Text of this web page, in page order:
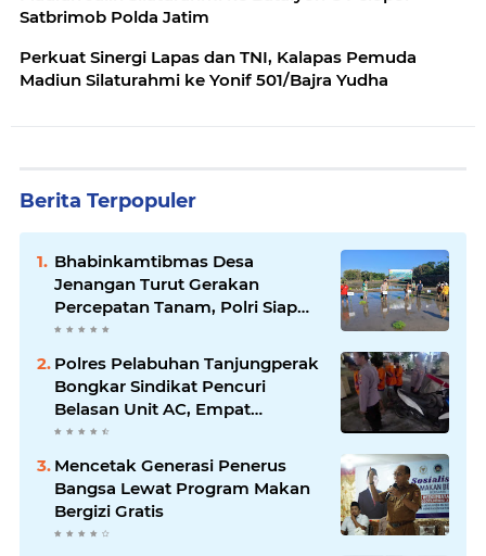
Satbrimob Polda Jatim
Perkuat Sinergi Lapas dan TNI, Kalapas Pemuda
Madiun Silaturahmi ke Yonif 501/Bajra Yudha
Berita Terpopuler
Bhabinkamtibmas Desa
Jenangan Turut Gerakan
Percepatan Tanam, Polri Siap
Kawal Swasembada Pangan
Kabupaten Ponorogo
Polres Pelabuhan Tanjungperak
Bongkar Sindikat Pencuri
Belasan Unit AC, Empat
Tersangka Diamankan
Mencetak Generasi Penerus
Bangsa Lewat Program Makan
Bergizi Gratis